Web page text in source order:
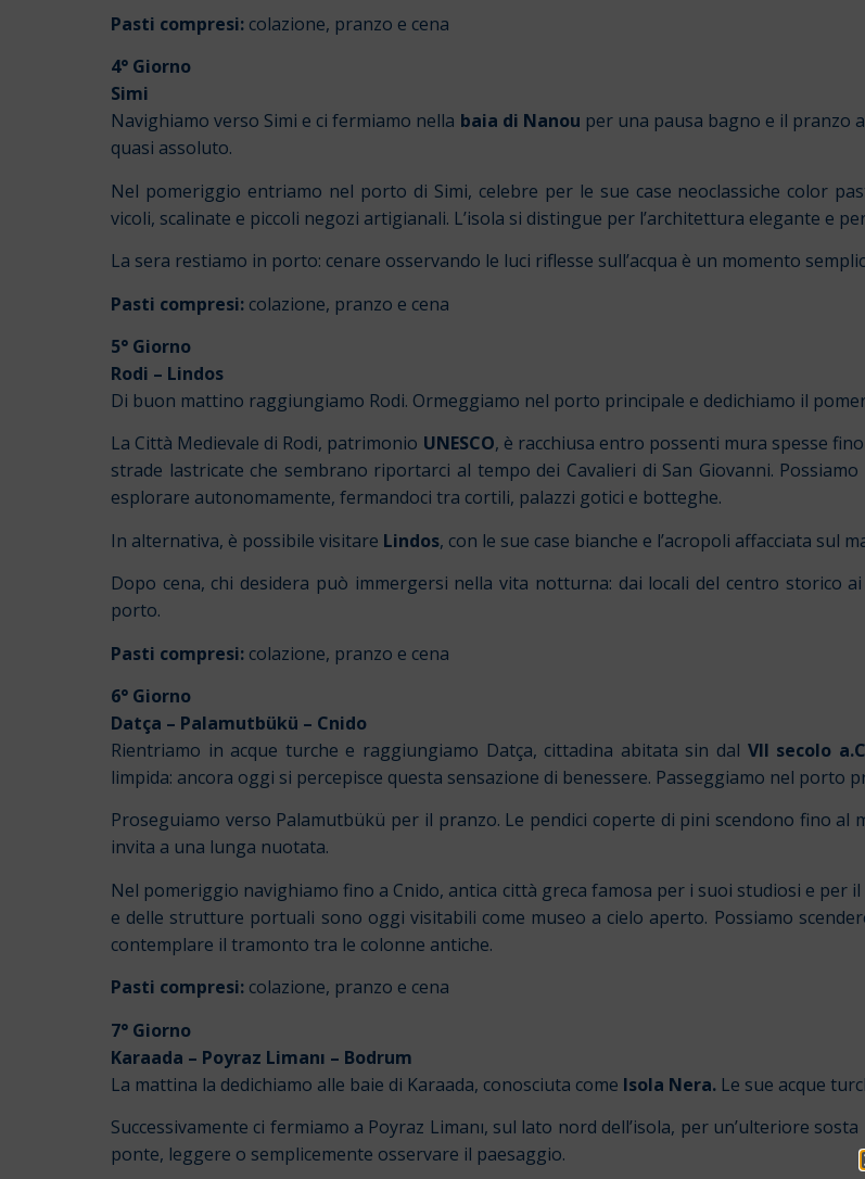
Pasti compresi: colazione, pranzo e cena
4° Giorno
Simi
Navighiamo verso Simi e ci fermiamo nella baia di Nanou per una pausa bagno e il pranzo
quasi assoluto.
Nel pomeriggio entriamo nel porto di Simi, celebre per le sue case neoclassiche color
vicoli, scalinate e piccoli negozi artigianali. L’isola si distingue per l’architettura elegante e
La sera restiamo in porto: cenare osservando le luci riflesse sull’acqua è un momento
Pasti compresi: colazione, pranzo e cena
5° Giorno
Rodi – Lindos
Di buon mattino raggiungiamo Rodi. Ormeggiamo nel porto principale e dedichiamo il
La Città Medievale di Rodi, patrimonio UNESCO, è racchiusa entro possenti mura spesse
strade lastricate che sembrano riportarci al tempo dei Cavalieri di San Giovanni.
esplorare autonomamente, fermandoci tra cortili, palazzi gotici e botteghe.
In alternativa, è possibile visitare Lindos, con le sue case bianche e l’acropoli affacciata sul
Dopo cena, chi desidera può immergersi nella vita notturna: dai locali del centro storico
porto.
Pasti compresi: colazione, pranzo e cena
6° Giorno
Datça – Palamutbükü – Cnido
Rientriamo in acque turche e raggiungiamo Datça, cittadina abitata sin dal VII secolo
limpida: ancora oggi si percepisce questa sensazione di benessere. Passeggiamo nel porto
Proseguiamo verso Palamutbükü per il pranzo. Le pendici coperte di pini scendono fino al
invita a una lunga nuotata.
Nel pomeriggio navighiamo fino a Cnido, antica città greca famosa per i suoi studiosi e
e delle strutture portuali sono oggi visitabili come museo a cielo aperto. Possiamo
contemplare il tramonto tra le colonne antiche.
Pasti compresi: colazione, pranzo e cena
7° Giorno
Karaada – Poyraz Limanı – Bodrum
La mattina la dedichiamo alle baie di Karaada, conosciuta come Isola Nera. Le sue acque
Successivamente ci fermiamo a Poyraz Limanı, sul lato nord dell’isola, per un’ulteriore
ponte, leggere o semplicemente osservare il paesaggio.